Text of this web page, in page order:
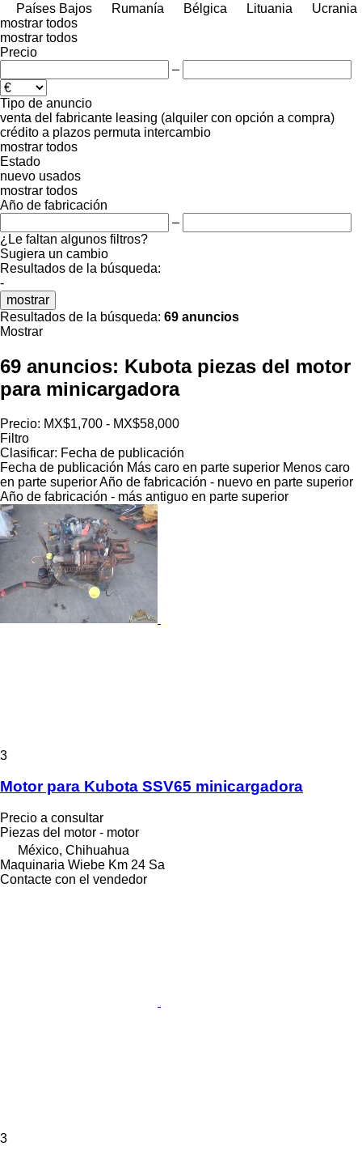
Países Bajos
Rumanía Bélgica Lituania
Ucrania
mostrar todos
mostrar todos
Precio
–
Tipo de anuncio
venta del fabricante leasing (alquiler con opción a compra)
crédito a plazos permuta intercambio
mostrar todos
Estado
nuevo usados
mostrar todos
Año de fabricación
–
¿Le faltan algunos filtros?
Sugiera un cambio
Resultados de la búsqueda:
-
mostrar
Resultados de la búsqueda: 69 anuncios
Mostrar
69 anuncios: Kubota piezas del motor
para minicargadora
Precio: MX$1,700 - MX$58,000
Filtro
Clasificar: Fecha de publicación
Fecha de publicación Más caro en parte superior Menos caro
en parte superiorAño de fabricación - nuevo en parte superior
Año de fabricación - más antiguo en parte superior
3
Motor para Kubota SSV65 minicargadora
Precio a consultar
Piezas del motor - motor
México, Chihuahua
Maquinaria Wiebe Km 24 Sa
Contacte con el vendedor
3